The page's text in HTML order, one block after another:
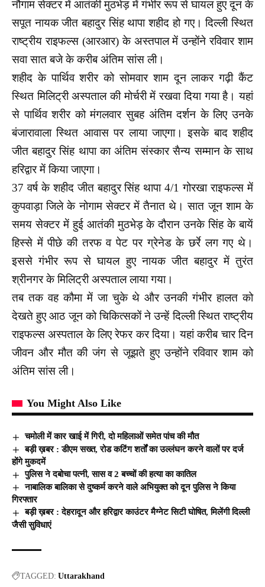
नौगाम सेक्टर में आतंकी मुठभेड़ में गंभीर रूप से घायल हुए दून के
सपूत नायक जीत बहादुर सिंह थापा शहीद हो गए। दिल्ली स्थित
राष्ट्रीय राइफल्स (आरआर) के अस्तपाल में उन्होंने रविवार शाम
सवा सात बजे के करीब अंतिम सांस ली।
शहीद के पार्थिव शरीर को सोमवार शाम दून लाकर गढ़ी कैंट
स्थित मिलिट्री अस्पताल की मोर्चरी में रखवा दिया गया है। यहां
से पार्थिव शरीर को मंगलवार सुबह अंतिम दर्शन के लिए उनके
बंजारावाला स्थित आवास पर लाया जाएगा। इसके बाद शहीद
जीत बहादुर सिंह थापा का अंतिम संस्कार सैन्य सम्मान के साथ
हरिद्वार में किया जाएगा।
37 वर्ष के शहीद जीत बहादुर सिंह थापा 4/1 गोरखा राइफल्स में
कुपवाड़ा जिले के नोगाम सेक्टर में तैनात थे। सात जून शाम के
समय सेक्टर में हुई आतंकी मुठभेड़ के दौरान उनके सिंह के बायें
हिस्से में पीछे की तरफ व पेट पर ग्रेनेड के छर्रे लग गए थे।
इससे गंभीर रूप से घायल हुए नायक जीत बहादुर में तुरंत
श्रीनगर के मिलिट्री अस्पताल लाया गया।
तब तक वह कौमा में जा चुके थे और उनकी गंभीर हालत को
देखते हुए आठ जून को चिकित्सकों ने उन्हें दिल्ली स्थित राष्ट्रीय
राइफल्स अस्पताल के लिए रेफर कर दिया। यहां करीब चार दिन
जीवन और मौत की जंग से जूझते हुए उन्होंने रविवार शाम को
अंतिम सांस ली।
You Might Also Like
चमोली में कार खाई में गिरी, दो महिलाओं समेत पांच की मौत
बड़ी ख़बर : डीएम सख्त, रोड कटिंग शर्तों का उल्लंघन करने वालों पर दर्ज
होंगे मुकदमें
पुलिस ने दबोचा पत्नी, सास व 2 बच्चों की हत्या का कातिल
नाबालिक बालिका से दुष्कर्म करने वाले अभियुक्त को दून पुलिस ने किया
गिरफ्तार
बड़ी ख़बर : देहरादून और हरिद्वार काउंटर मैग्नेट सिटी घोषित, मिलेंगी दिल्ली
जैसी सुविधाएं
TAGGED: Uttarakhand